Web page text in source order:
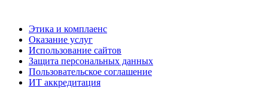
Этика и комплаенс
Оказание услуг
Использование сайтов
Защита персональных данных
Пользовательское соглашение
ИТ аккредитация